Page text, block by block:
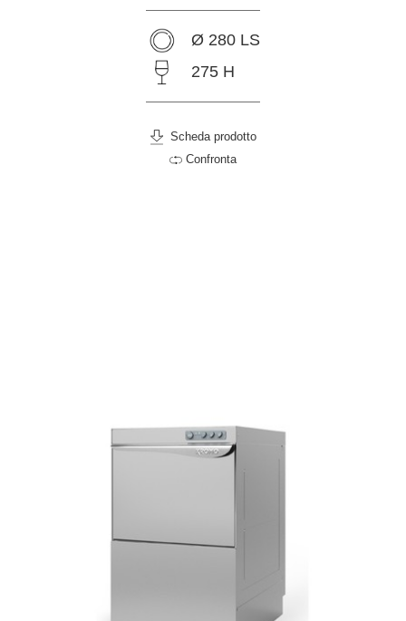
Ø 280 LS
275 H
Scheda prodotto
Confronta